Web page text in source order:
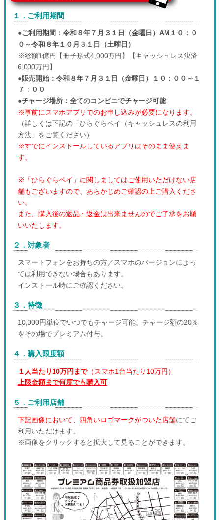
１．ご利用期間
●ご利用期間：令和８年７月３１日（金曜日）AM１０：０
０～令和８年１０月３１日（土曜日）
※総額1億円【冊子形式4,000万円】【キャッシュレス決済
6,000万円】
●販売開始：令和８年７月３１日（金曜日）１０：００～１
７：００
●チャージ場所：全てのコンビニでチャージ可能
※事前にスマホアプリでのお申し込みが必要になります。
（詳しくは下記の「ひらぐらペイ（キャッシュレスの利用
方法」をご覧ください）
※すでにインストールしているアプリはそのまま使えま
す。
※「ひらぐらペイ」に関しましてはご使用いただけない店
舗もございますので、あらかじめご確認の上ご購入くださ
い。
また、 購入後の返品・返金は出来ませんのでご了承をお願
いいたします。
２．対象者
スマートフォンをお持ちの方／スマホのバージョンによっ
ては利用できない場合もあります。
インストール時にご確認ください。
３．特徴
10,000円単位でいつでもチャージ可能。チャージ額の20％
をその場でプレミアム付与。
４．購入限度額
１人当たり10万円まで（スマホ1台当たり10万円）
上限金額まで何度でも購入可
５．ご利用店舗
下記画像において、四角いロゴマークがついた店舗にてご
利用いただけます。
※画像をクリックすると拡大して見ることができます。